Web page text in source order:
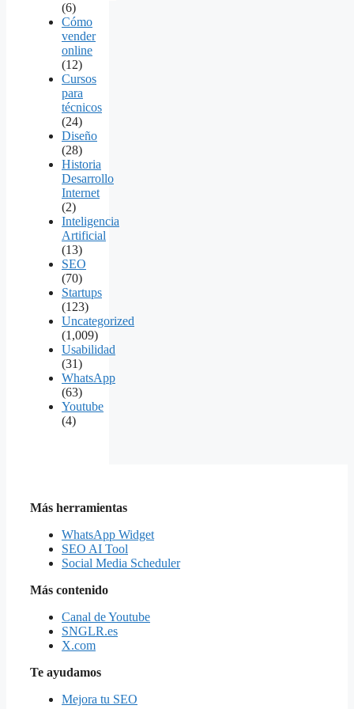
(6)
Cómo
vender
online
(12)
Cursos
para
técnicos
(24)
Diseño
(28)
Historia
Desarrollo
Internet
(2)
Inteligencia
Artificial
(13)
SEO
(70)
Startups
(123)
Uncategorized
(1,009)
Usabilidad
(31)
WhatsApp
(63)
Youtube
(4)
Más herramientas
WhatsApp Widget
SEO AI Tool
Social Media Scheduler
Más contenido
Canal de Youtube
SNGLR.es
X.com
Te ayudamos
Mejora tu SEO